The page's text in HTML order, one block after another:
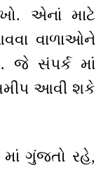
એનાં માટે
વાળાઓને
જે સંપર્ક માં
આવી શકે
ગુંજતો રહે,